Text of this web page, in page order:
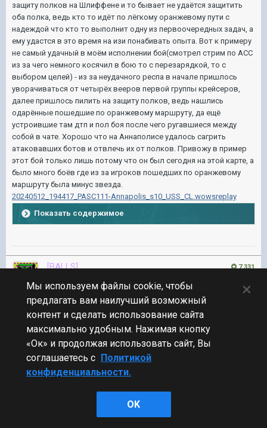
защиту полков на Шлиффене и то бывает не удаётся защитить
оба полка, ведь кто то идёт по лёгкому оранжевому пути с
надеждой что кто то выполнит одну из первоочередных задач, а
ему удастся в это время на изи понабивать опыта. Вот к примеру
не самый удачный в моём исполнении бой(смотрел стрим по АСС
из за чего немного косячил в бою то с перезарядкой, то с
выбором целей) - из за неудачного респа в начале пришлось
уворачиваться от четырёх вееров первой группы крейсеров,
далее пришлось пилить на защиту полков, ведь нашлись
одарённые пошедшие по оранжевому маршруту, да ещё
устроившие там дтп и пол боя после чего ругавшиеся между
собой в чате. Хорошо что на Аннаполисе удалось сагрить
атаковавших ботов и отвлечь их от полков. Привожу в пример
этот бой только лишь потому что он был сегодня на этой карте, а
было много боёв где из за игроков пошедших по оранжевому
маршруту была минус звезда.
20240512_194417_PASC111-Annapolis_s10_USS_CL.wowsreplay
Показать содержимое
7 331
[BALLS]
Buzz_Can_Fly
Участник
2 649 публикаций
14 311 боёв
Опубликовано: 12 май 2024, 21:07:41
Неплохая логика, поехать по оранжевому маршруту и
надеяться что кто то сможет защитить оба полка.
Мы используем файлы cookie, чтобы
предлагать вам наилучший возможный
контент и сделать использование сайта
максимально удобным. Нажимая кнопку
«Ок» и продолжая использовать сайт, Вы
соглашаетесь с Политикой
конфиденциальности.
OK
×